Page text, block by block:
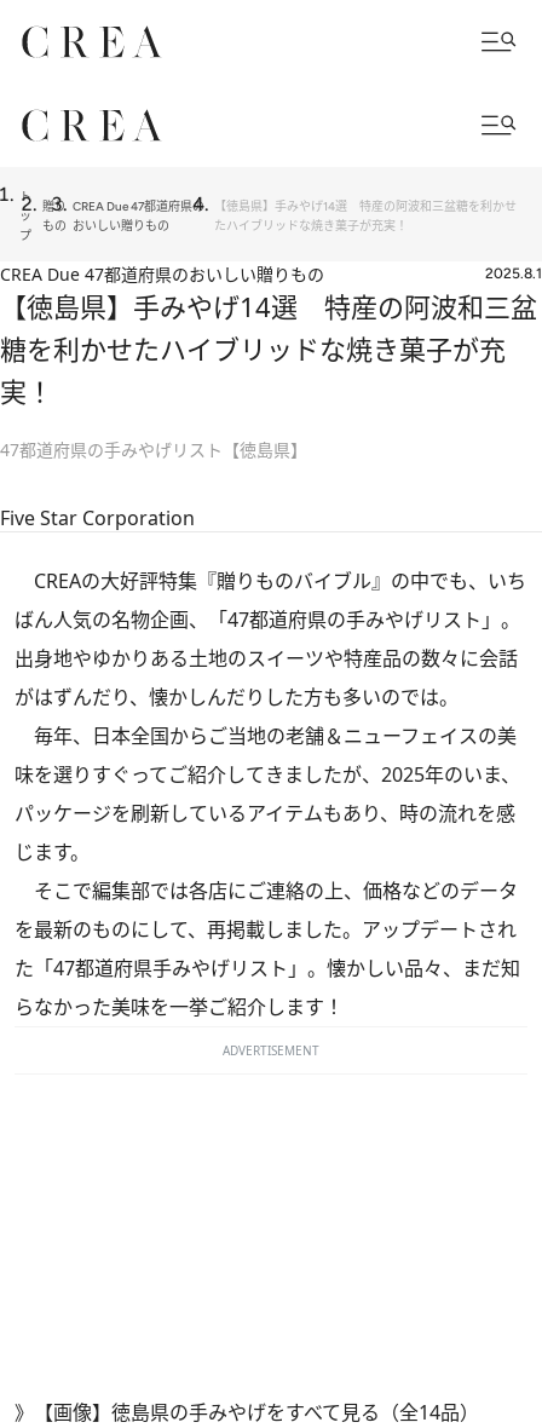
ト
ッ
プ
贈り
もの
CREA Due 47都道府県の
おいしい贈りもの
【徳島県】手みやげ14選 特産の阿波和三盆糖を利かせ
たハイブリッドな焼き菓子が充実！
CREA Due 47都道府県のおいしい贈りもの 2025.8.1
【徳島県】手みやげ14選 特産の阿波和三盆
糖を利かせたハイブリッドな焼き菓子が充
実！
47都道府県の手みやげリスト【徳島県】
Five Star Corporation
CREAの大好評特集『贈りものバイブル』の中でも、いち
ばん人気の名物企画、「47都道府県の手みやげリスト」。
出身地やゆかりある土地のスイーツや特産品の数々に会話
がはずんだり、懐かしんだりした方も多いのでは。
毎年、日本全国からご当地の老舗＆ニューフェイスの美
味を選りすぐってご紹介してきましたが、2025年のいま、
パッケージを刷新しているアイテムもあり、時の流れを感
じます。
そこで編集部では各店にご連絡の上、価格などのデータ
を最新のものにして、再掲載しました。アップデートされ
た「47都道府県手みやげリスト」。懐かしい品々、まだ知
らなかった美味を一挙ご紹介します！
ADVERTISEMENT
》
【画像】徳島県の手みやげをすべて見る（全14品）